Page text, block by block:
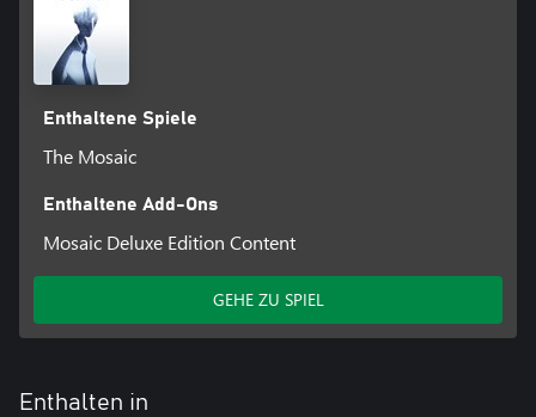
Enthaltene Spiele
The Mosaic
Enthaltene Add-Ons
Mosaic Deluxe Edition Content
GEHE ZU SPIEL
Enthalten in